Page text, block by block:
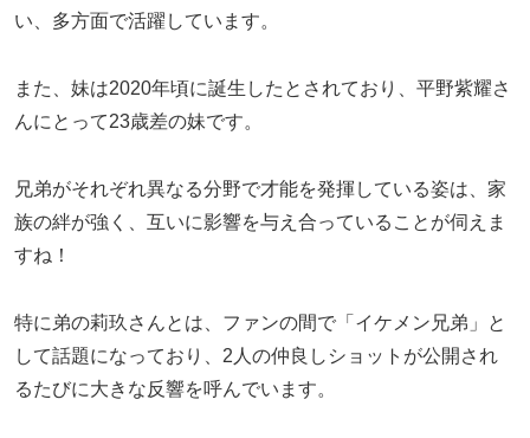
い、多方面で活躍しています。
また、妹は2020年頃に誕生したとされており、平野紫耀さ
んにとって23歳差の妹です。
兄弟がそれぞれ異なる分野で才能を発揮している姿は、家
族の絆が強く、互いに影響を与え合っていることが伺えま
すね！
特に弟の莉玖さんとは、ファンの間で「イケメン兄弟」と
して話題になっており、2人の仲良しショットが公開され
るたびに大きな反響を呼んでいます。